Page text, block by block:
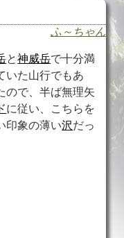
ふ～ちゃん
と神威岳で十分満
いた山行でもあ
ので、半ば無理矢
に従い、こちらを
印象の薄い沢だっ